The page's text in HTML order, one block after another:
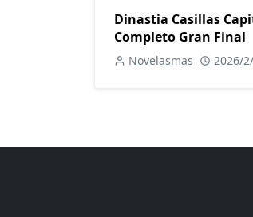
Dinastia Casillas
Completo Gran Final
Novelasmas 2026/